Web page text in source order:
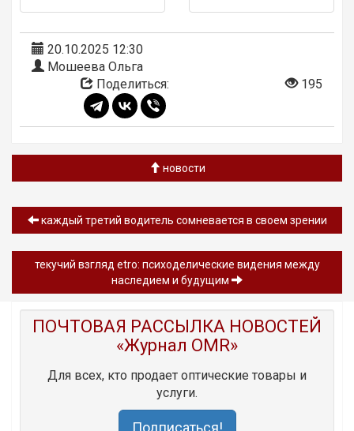
20.10.2025 12:30
Мошеева Ольга
Поделиться:
195
новости
каждый третий водитель сомневается в своем зрении
текучий взгляд etro: психоделические видения между
наследием и будущим
ПОЧТОВАЯ РАССЫЛКА НОВОСТЕЙ
«Журнал OMR»
Для всех, кто продает оптические товары и
услуги.
Подписаться!